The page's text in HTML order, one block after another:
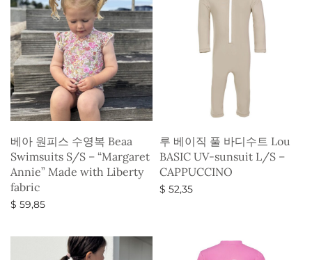
베아 원피스 수영복 Beaa
Swimsuits S/S – “Margaret
Annie” Made with Liberty
fabric
$ 59,85
루 베이직 풀 바디수트 Lou
BASIC UV-sunsuit L/S –
CAPPUCCINO
$ 52,35